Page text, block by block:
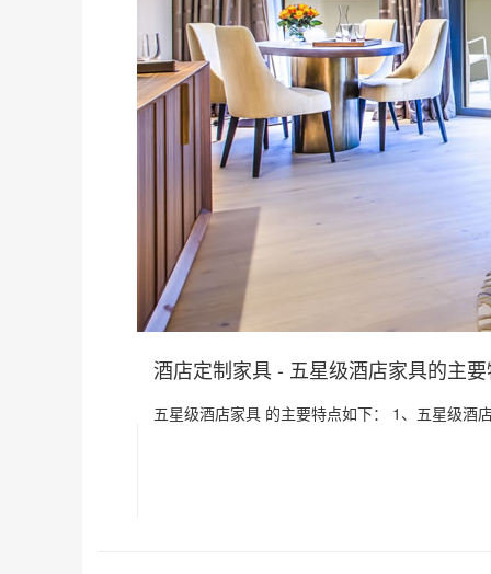
酒店定制家具 - 五星级酒店家具的主
五星级酒店家具 的主要特点如下： 1、五星级酒